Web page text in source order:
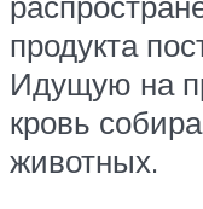
продукта
Идущую на
кровь
животных.